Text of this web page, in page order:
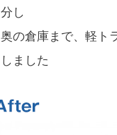
分し
奥の倉庫まで、軽ト
しました